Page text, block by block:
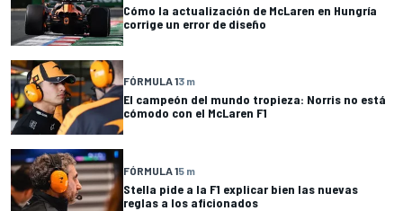
Cómo la actualización de McLaren en Hungría
corrige un error de diseño
FÓRMULA 13 m
El campeón del mundo tropieza: Norris no está
cómodo con el McLaren F1
FÓRMULA 15 m
Stella pide a la F1 explicar bien las nuevas
reglas a los aficionados